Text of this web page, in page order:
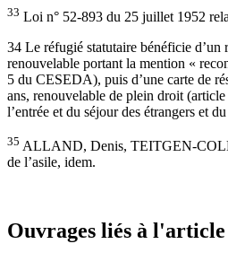
33 Loi n° 52-893 du 25 juillet 1952
34 Le réfugié statutaire bénéficie d’un
renouvelable portant la mention «
5 du CESEDA), puis d’une carte de
ans, renouvelable de plein droit
l’entrée et du séjour des étrangers et
35 ALLAND, Denis, TEITGEN-
de l’asile, idem.
Ouvrages liés à l'article